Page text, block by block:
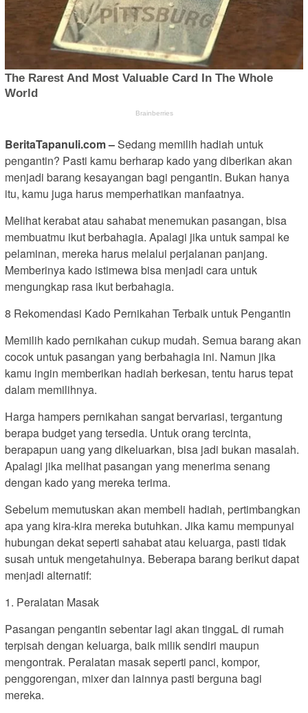
BeritaTapanuli.com –Sedang memilih hadiah untuk
pengantin? Pasti kamu berharap kado yang diberikan akan
menjadi barang kesayangan bagi pengantin. Bukan hanya
itu, kamu juga harus memperhatikan manfaatnya.
Melihat kerabat atau sahabat menemukan pasangan, bisa
membuatmu ikut berbahagia. Apalagi jika untuk sampai ke
pelaminan, mereka harus melalui perjalanan panjang.
Memberinya kado istimewa bisa menjadi cara untuk
mengungkap rasa ikut berbahagia.
8 Rekomendasi Kado Pernikahan Terbaik untuk Pengantin
Memilih kado pernikahan cukup mudah. Semua barang akan
cocok untuk pasangan yang berbahagia ini. Namun jika
kamu ingin memberikan hadiah berkesan, tentu harus tepat
dalam memilihnya.
Harga hampers pernikahan sangat bervariasi, tergantung
berapa budget yang tersedia. Untuk orang tercinta,
berapapun uang yang dikeluarkan, bisa jadi bukan masalah.
Apalagi jika melihat pasangan yang menerima senang
dengan kado yang mereka terima.
Sebelum memutuskan akan membeli hadiah, pertimbangkan
apa yang kira-kira mereka butuhkan. Jika kamu mempunyai
hubungan dekat seperti sahabat atau keluarga, pasti tidak
susah untuk mengetahuinya. Beberapa barang berikut dapat
menjadi alternatif:
1. Peralatan Masak
Pasangan pengantin sebentar lagi akan tinggaL di rumah
terpisah dengan keluarga, baik milik sendiri maupun
mengontrak. Peralatan masak seperti panci, kompor,
penggorengan, mixer dan lainnya pasti berguna bagi
mereka.